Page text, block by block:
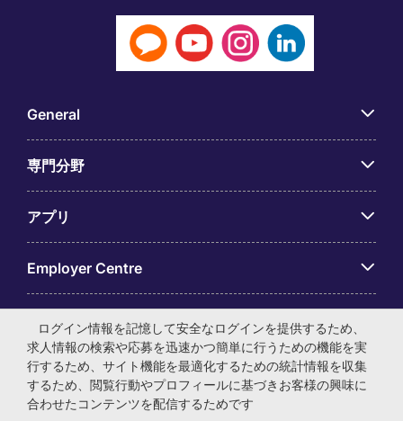
General
専門分野
アプリ
Employer Centre
© マイケル・ペイジ・インターナショナル・ジャパン株式会
社 法人番号：0104-01-043253 本社所在地：〒105-0001 東
京都港区虎ノ門4-3-13 ヒューリック神谷町ビル6階 有料職業
ログイン情報を記憶して安全なログインを提供するため、
求人情報の検索や応募を迅速かつ簡単に行うための機能を実
行するため、サイト機能を最適化するための統計情報を収集
するため、閲覧行動やプロフィールに基づきお客様の興味に
合わせたコンテンツを配信するためです